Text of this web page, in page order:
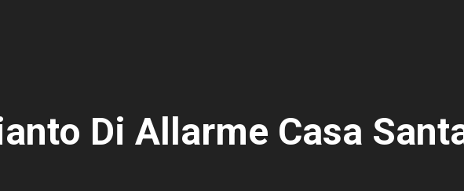
Di Allarme Casa